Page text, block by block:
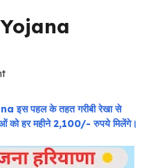
पहल के तहत गरीबी रेखा से
को हर महीने 2,100/- रुपये मिलेंगे।